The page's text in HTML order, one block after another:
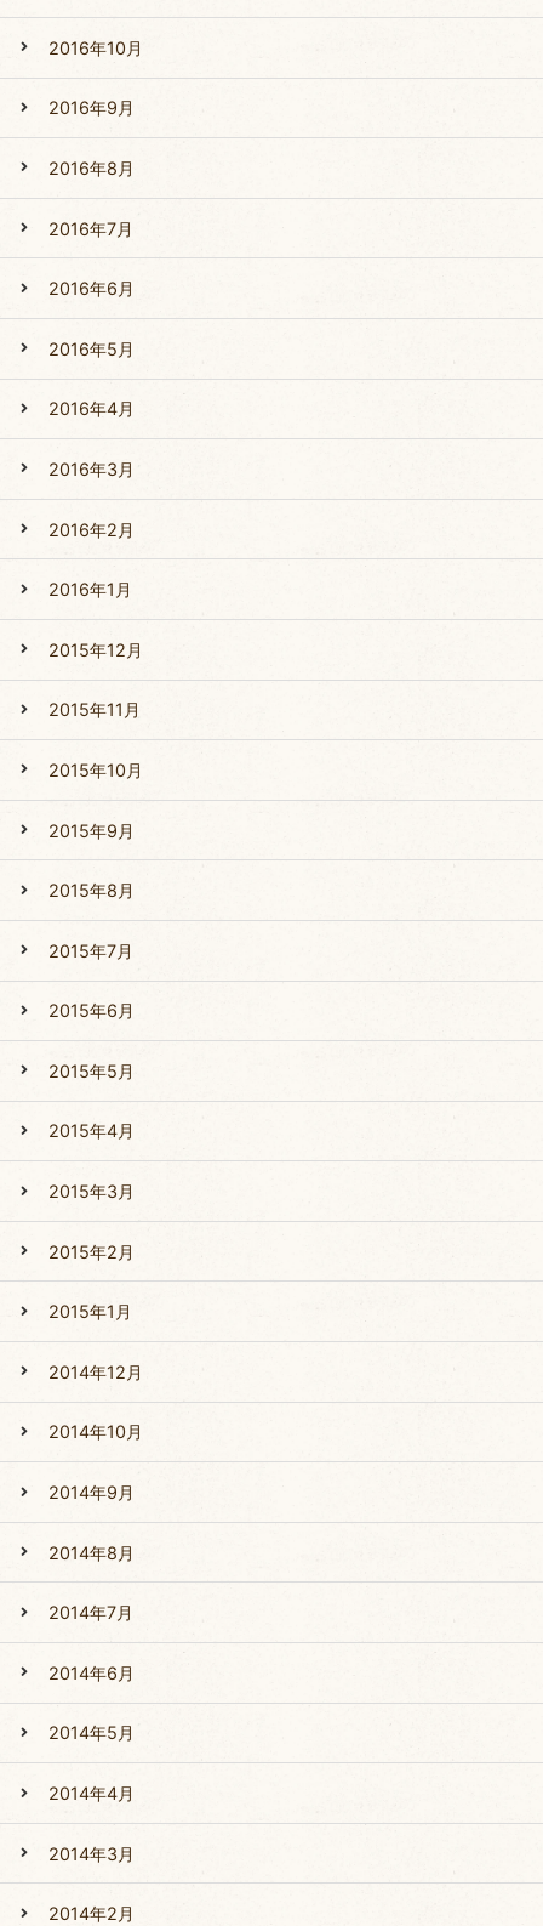
2016年10月
2016年9月
2016年8月
2016年7月
2016年6月
2016年5月
2016年4月
2016年3月
2016年2月
2016年1月
2015年12月
2015年11月
2015年10月
2015年9月
2015年8月
2015年7月
2015年6月
2015年5月
2015年4月
2015年3月
2015年2月
2015年1月
2014年12月
2014年10月
2014年9月
2014年8月
2014年7月
2014年6月
2014年5月
2014年4月
2014年3月
2014年2月